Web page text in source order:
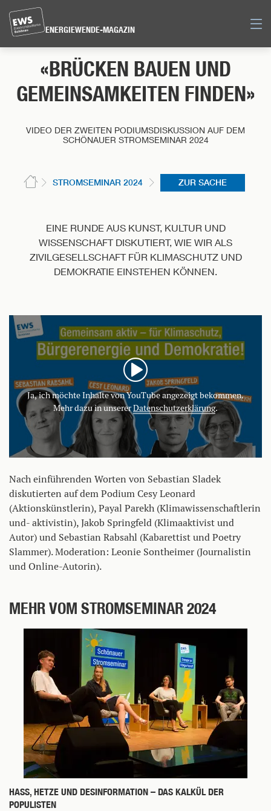
Direkt
zum
Inhalt
der
ENERGIEWENDE-MAGAZIN
«BRÜCKEN BAUEN UND
GEMEINSAMKEITEN FINDEN»
VIDEO DER ZWEITEN PODIUMSDISKUSSION AUF DEM
SCHÖNAUER STROMSEMINAR 2024
STROMSEMINAR 2024 ZUR SACHE
EINE RUNDE AUS KUNST, KULTUR UND
WISSENSCHAFT DISKUTIERT, WIE WIR ALS
ZIVILGESELLSCHAFT FÜR KLIMASCHUTZ UND
DEMOKRATIE EINSTEHEN KÖNNEN.
Ja, ich möchte Inhalte von YouTube angezeigt bekommen.
Mehr dazu in unsererDatenschutzerklärung.
Nach einführenden Worten von Sebastian Sladek
diskutierten auf dem Podium Cesy Leonard
(Aktionskünstlerin), Payal Parekh (Klimawissenschaftlerin
und- aktivistin), Jakob Springfeld (Klimaaktivist und
Autor) und Sebastian Rabsahl (Kabarettistund Poetry
Slammer). Moderation: Leonie Sontheimer (Journalistin
und Online-Autorin).
MEHR VOM STROMSEMINAR 2024
HASS, HETZE UND DESINFORMATION – DAS KALKÜL DER
POPULISTEN